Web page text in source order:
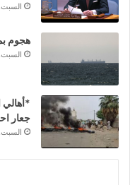
السبت, 8 أغسطس 2026 - 7:35 م
هجوم
السبت, 8 أغسطس 2026 - 7:20 م
جعار
السبت, 8 أغسطس 2026 - 7:07 م